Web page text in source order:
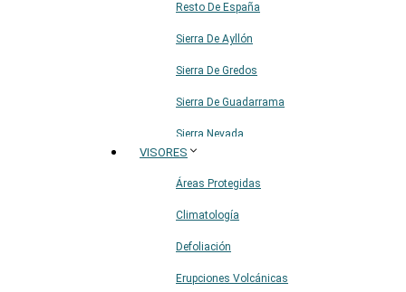
Resto De España
Sierra De Ayllón
Sierra De Gredos
Sierra De Guadarrama
Sierra Nevada
VISORES
Áreas Protegidas
Climatología
Defoliación
Erupciones Volcánicas